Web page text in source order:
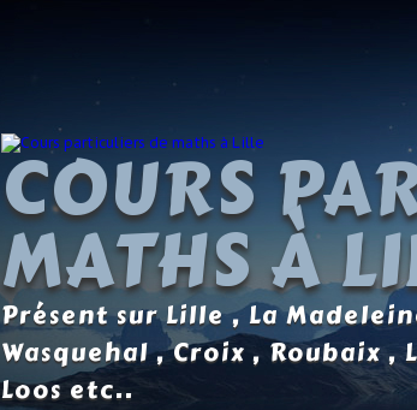
COURS
MATHS À
Présent sur Lille , La
Wasquehal , Croix , Roubaix
Loos etc..